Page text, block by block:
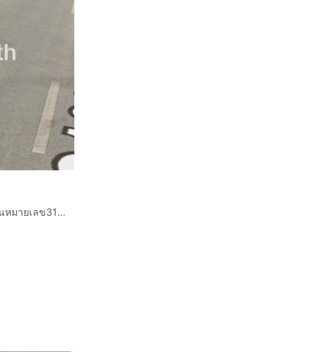
ที่ดินเปล่า 6 ไร่ 220.6 ตร.ว. ที่ดิน ใกล้ตลาดลาดหญ้า ถนนหมายเลข3199 ถนนลาดหญ้า ถนนแก่งเสี้ยน เมืองกาญจนบุรี กาญจนบุรี